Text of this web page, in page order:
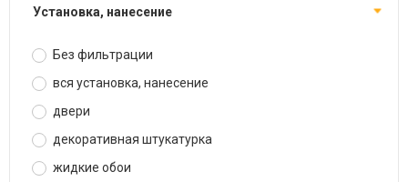
установка, нанесение
Без фильтрации
вся установка, нанесение
двери
декоративная штукатурка
жидкие обои